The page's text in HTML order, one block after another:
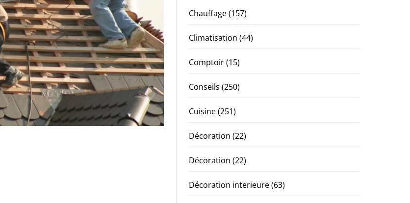
Chauffage(157)
Climatisation (44)
Comptoir(15)
Conseils (250)
Cuisine(251)
Décoration (22)
Décoration (22)
Décoration interieure(63)